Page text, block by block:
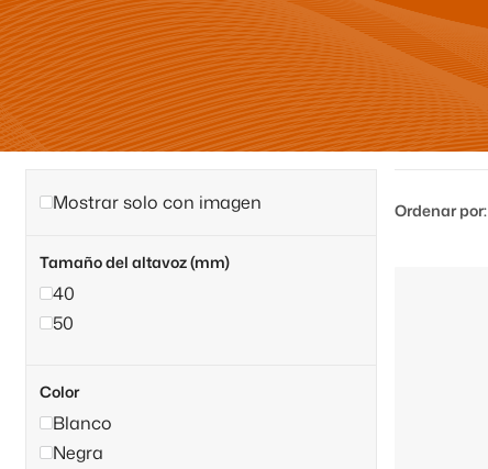
Mostrar solo con imagen
Tamaño del altavoz (mm)
40
50
Color
Blanco
Negra
Ordenar por: